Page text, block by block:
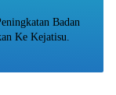
Badan
Ke Kejatisu.